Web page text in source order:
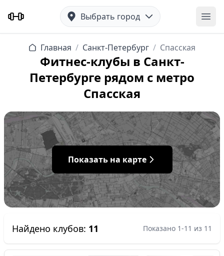
Выбрать город
Главная / Санкт-Петербург / Спасская
Фитнес-клубы в Санкт-
Петербурге рядом с метро
Спасская
Показать на карте
Найдено клубов: 11 Показано 1-11 из 11